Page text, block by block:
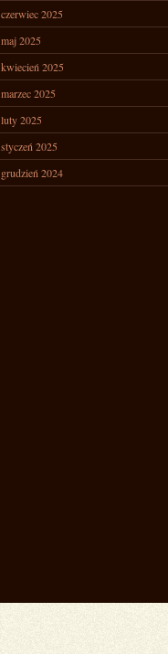
czerwiec 2025
maj 2025
kwiecień 2025
marzec 2025
luty 2025
styczeń 2025
grudzień 2024